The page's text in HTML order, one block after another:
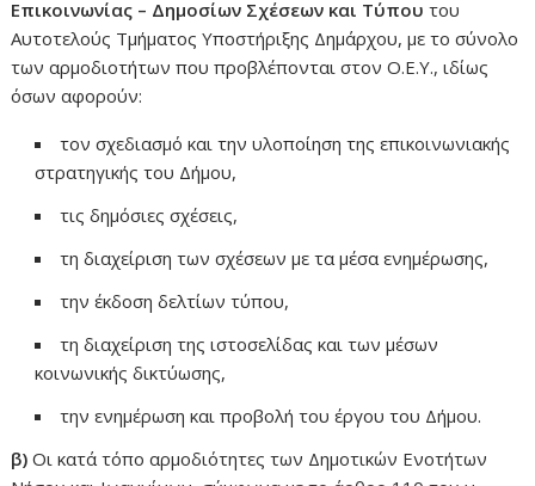
Επικοινωνίας – Δημοσίων Σχέσεων και Τύπου του
Αυτοτελούς Τμήματος Υποστήριξης Δημάρχου, με το σύνολο
των αρμοδιοτήτων που προβλέπονται στον Ο.Ε.Υ., ιδίως
όσων αφορούν:
τον σχεδιασμό και την υλοποίηση της επικοινωνιακής
στρατηγικής του Δήμου,
τις δημόσιες σχέσεις,
τη διαχείριση των σχέσεων με τα μέσα ενημέρωσης,
την έκδοση δελτίων τύπου,
τη διαχείριση της ιστοσελίδας και των μέσων
κοινωνικής δικτύωσης,
την ενημέρωση και προβολή του έργου του Δήμου.
β) Οι κατά τόπο αρμοδιότητες των Δημοτικών Ενοτήτων